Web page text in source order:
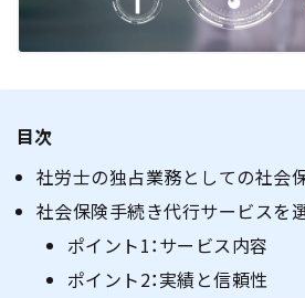
目次
社労士の独占業務としての社会
社会保険手続き代行サービスを
ポイント1：サービス内容
ポイント2：実績と信頼性